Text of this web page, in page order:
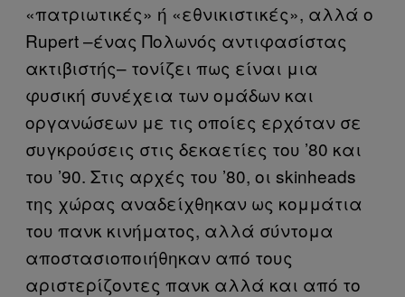
«πατριωτικές» ή «εθνικιστικές», αλλά ο
Rupert–ένας Πολωνός αντιφασίστας
ακτιβιστής– τονίζει πως είναι μια
φυσική συνέχεια των ομάδων και
οργανώσεων με τις οποίες ερχόταν σε
συγκρούσεις στις δεκαετίες του ’80 και
του ’90. Στις αρχές του ’80, οι skinheads
της χώρας αναδείχθηκαν ως κομμάτια
του πανκ κινήματος, αλλά σύντομα
αποστασιοποιήθηκαν από τους
αριστερίζοντες πανκ αλλά και από το